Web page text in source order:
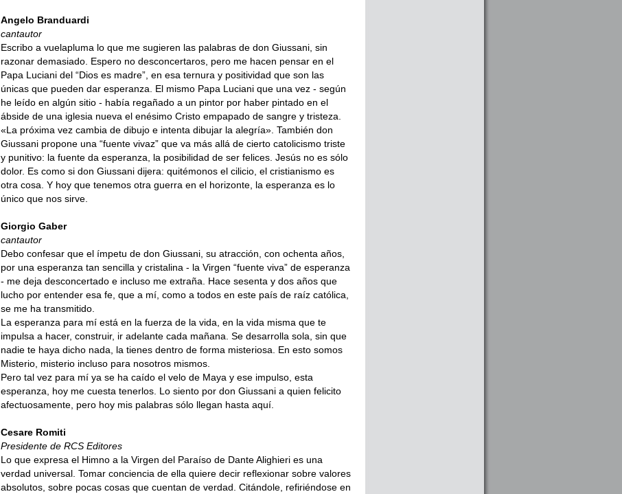
Angelo Branduardi
cantautor
Escribo a vuelapluma lo que me sugieren las palabras de don Giussani, sin
razonar demasiado. Espero no desconcertaros, pero me hacen pensar en el
Papa Luciani del “Dios es madre”, en esa ternura y positividad que son las
únicas que pueden dar esperanza. El mismo Papa Luciani que una vez - según
he leído en algún sitio - había regañado a un pintor por haber pintado en el
ábside de una iglesia nueva el enésimo Cristo empapado de sangre y tristeza.
«La próxima vez cambia de dibujo e intenta dibujar la alegría». También don
Giussani propone una “fuente vivaz” que va más allá de cierto catolicismo triste
y punitivo: la fuente da esperanza, la posibilidad de ser felices. Jesús no es sólo
dolor. Es como si don Giussani dijera: quitémonos el cilicio, el cristianismo es
otra cosa. Y hoy que tenemos otra guerra en el horizonte, la esperanza es lo
único que nos sirve.
Giorgio Gaber
cantautor
Debo confesar que el ímpetu de don Giussani, su atracción, con ochenta años,
por una esperanza tan sencilla y cristalina - la Virgen “fuente viva” de esperanza
- me deja desconcertado e incluso me extraña. Hace sesenta y dos años que
lucho por entender esa fe, que a mí, como a todos en este país de raíz católica,
se me ha transmitido.
La esperanza para mí está en la fuerza de la vida, en la vida misma que te
impulsa a hacer, construir, ir adelante cada mañana. Se desarrolla sola, sin que
nadie te haya dicho nada, la tienes dentro de forma misteriosa. En esto somos
Misterio, misterio incluso para nosotros mismos.
Pero tal vez para mí ya se ha caído el velo de Maya y ese impulso, esta
esperanza, hoy me cuesta tenerlos. Lo siento por don Giussani a quien felicito
afectuosamente, pero hoy mis palabras sólo llegan hasta aquí.
Cesare Romiti
Presidente de RCS Editores
Lo que expresa el Himno a la Virgen del Paraíso de Dante Alighieri es una
verdad universal. Tomar conciencia de ella quiere decir reflexionar sobre valores
absolutos, sobre pocas cosas que cuentan de verdad. Citándole, refiriéndose en